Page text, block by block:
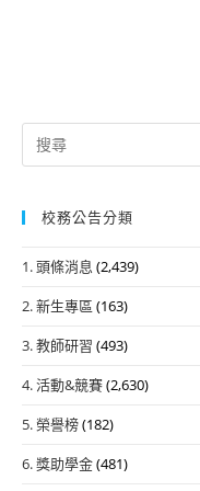
Search
for:
校務公告分類
1. 頭條消息 (2,439)
2. 新生專區 (163)
3. 教師研習 (493)
4. 活動&競賽(2,630)
5. 榮譽榜(182)
6. 獎助學金(481)